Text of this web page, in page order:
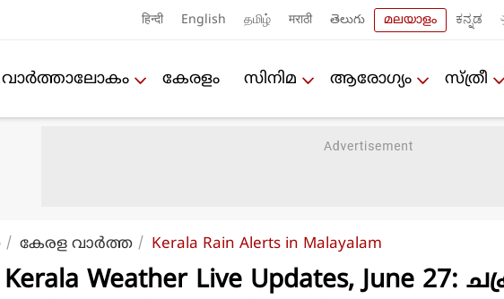
हिन्दी English தமிழ் मराठी తెలుగు മലയാളം ಕನ್ನಡ
വാര്‍ത്താലോകം കേരളം സിനിമ ആരോഗ്യം സ്ത്രീ
കേരള വാര്‍ത്ത Kerala Rain Alerts in Malayalam
Kerala Weather Live Updates, June 27: